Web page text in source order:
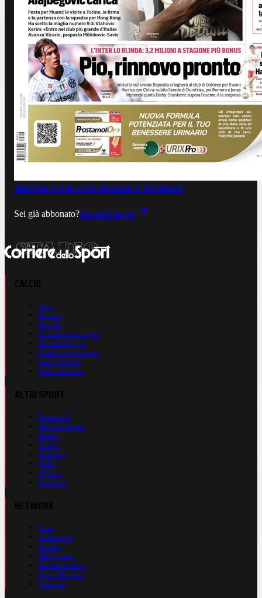
ABBONATI ORA A €0,99LEGGI IL GIORNALE
Sei già abbonato?Accedi e leggi
Live
Serie A
Serie B
Champions League
Europa League
Conference League
Calcio Estero
Calciomercato
Formula 1
Motomondiale
Basket
Tennis
Running
Volley
eSports
Ciclismo
Auto
Autosprint
Inmoto
Motosprint
Guerinsportivo
Sport Network
Fantacup